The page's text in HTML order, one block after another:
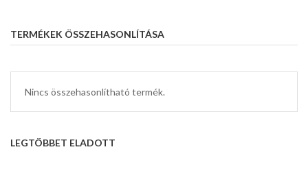
TERMÉKEK ÖSSZEHASONLÍTÁSA
Nincs összehasonlítható termék.
LEGTÖBBET ELADOTT